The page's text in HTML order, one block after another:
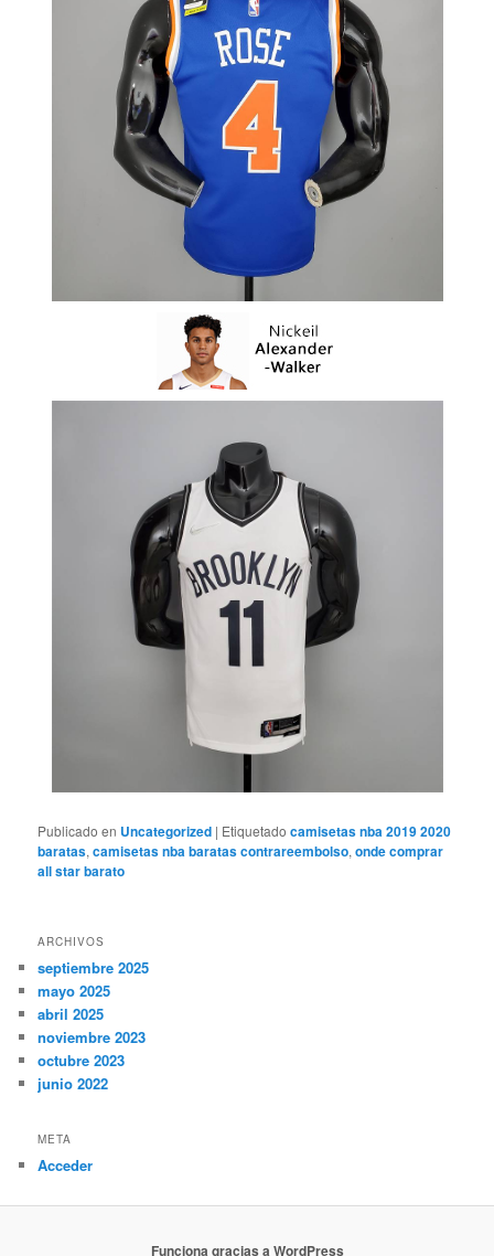
Publicado en Uncategorized | Etiquetado camisetas nba 2019 2020
baratas,camisetas nba baratas contrareembolso,onde comprar
all star barato
ARCHIVOS
septiembre 2025
mayo 2025
abril 2025
noviembre 2023
octubre 2023
junio 2022
META
Acceder
Funciona gracias a WordPress